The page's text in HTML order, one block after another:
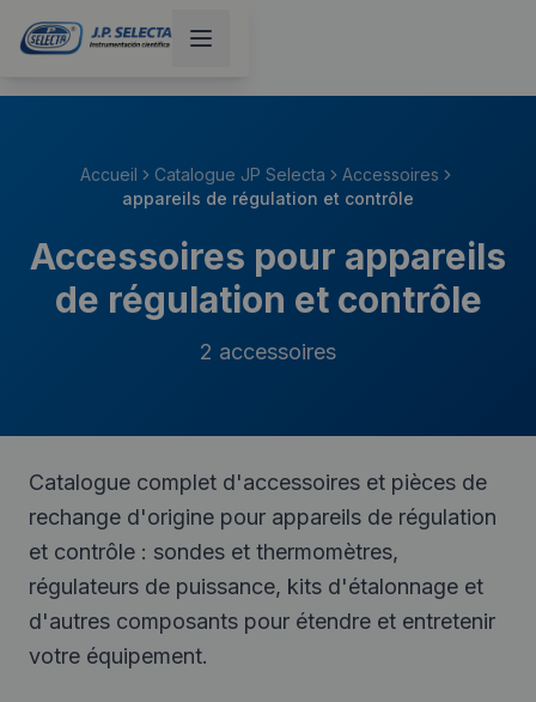
Accueil Catalogue JP Selecta
Accessoires
appareils de régulation et contrôle
Accessoires pour appareils
de régulation et contrôle
2 accessoires
Catalogue complet d'accessoires et pièces de
rechange d'origine pour appareils de régulation
et contrôle : sondes et thermomètres,
régulateurs de puissance, kits d'étalonnage et
d'autres composants pour étendre et entretenir
votre équipement.